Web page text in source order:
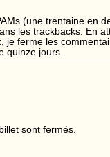
(une trentaine en
les trackbacks. En
je ferme les
quinze jours.
sont fermés.